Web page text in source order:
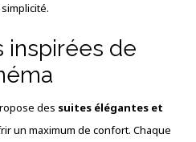
inspirées de
des suites élégantes et
un maximum de confort. Chaque